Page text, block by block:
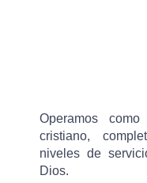
Operamos
cristiano,
niveles de
Dios.